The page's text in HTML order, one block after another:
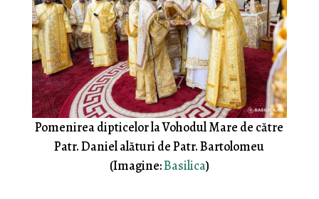
Pomenirea dipticelor la Vohodul Mare de către
Patr. Daniel alături de Patr. Bartolomeu
(Imagine:Basilica)